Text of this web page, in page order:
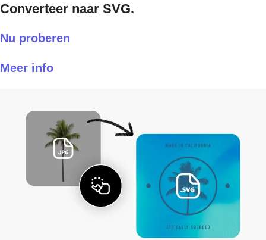
Converteer naar SVG.
Nu proberen
Meer info